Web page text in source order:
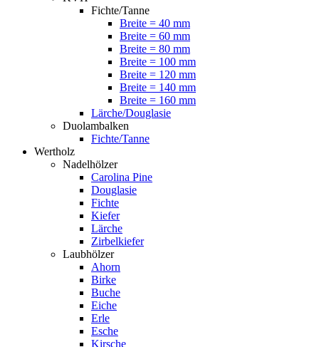
Fichte/Tanne
Breite = 40 mm
Breite = 60 mm
Breite = 80 mm
Breite = 100 mm
Breite = 120 mm
Breite = 140 mm
Breite = 160 mm
Lärche/Douglasie
Duolambalken
Fichte/Tanne
Wertholz
Nadelhölzer
Carolina Pine
Douglasie
Fichte
Kiefer
Lärche
Zirbelkiefer
Laubhölzer
Ahorn
Birke
Buche
Eiche
Erle
Esche
Kirsche